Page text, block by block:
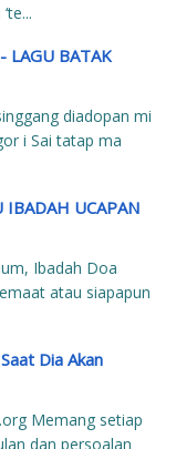
LAGU BATAK
diadopan mi
i Sai tatap ma
IBADAH UCAPAN
Ibadah Doa
atau siapapun
Dia Akan
Memang setiap
dan persoalan